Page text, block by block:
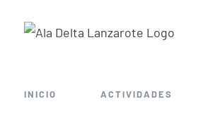
INICIO ACTIVIDADES